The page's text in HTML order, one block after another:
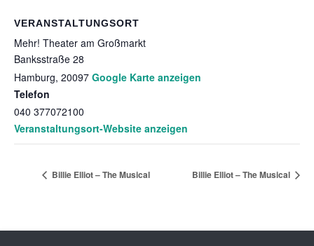
VERANSTALTUNGSORT
Mehr! Theater am Großmarkt
Banksstraße 28
Hamburg, 20097 Google Karte anzeigen
Telefon
040 377072100
Veranstaltungsort-Website anzeigen
Billie Elliot – The Musical Billie Elliot – The Musical